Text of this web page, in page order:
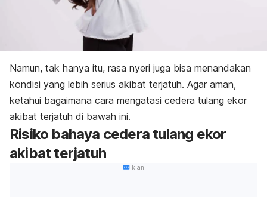
Namun, tak hanya itu, rasa nyeri juga bisa menandakan
kondisi yang lebih serius akibat terjatuh. Agar aman,
ketahui bagaimana cara mengatasi cedera tulang ekor
akibat terjatuh di bawah ini.
Risiko bahaya cedera tulang ekor
akibat terjatuh
Iklan